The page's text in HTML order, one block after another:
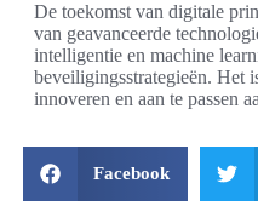
De toekomst van digitale
van geavanceerde
intelligentie en machine
beveiligingsstrategieën. Het
innoveren en aan te passen
Facebook